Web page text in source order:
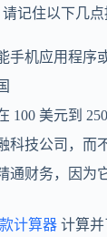
记住以下几点
手机应用程序
100 美元到
科技公司，而
通财务，因为
计算器 计算